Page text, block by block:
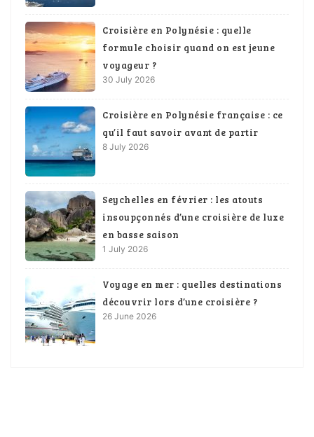
Croisière en Polynésie : quelle
formule choisir quand on est jeune
voyageur ?
30 July 2026
Croisière en Polynésie française : ce
qu’il faut savoir avant de partir
8 July 2026
Seychelles en février : les atouts
insoupçonnés d’une croisière de luxe
en basse saison
1 July 2026
Voyage en mer : quelles destinations
découvrir lors d’une croisière ?
26 June 2026